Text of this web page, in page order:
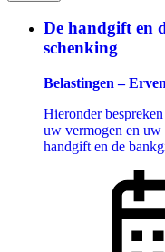
De handgift en
schenking
Belastingen –
Hieronder
uw vermogen en uw
handgift en de